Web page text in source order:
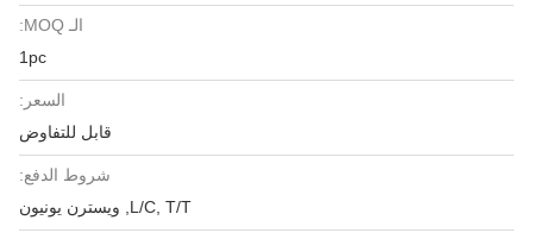
الـ MOQ:
1pc
السعر:
قابل للتفاوض
شروط الدفع:
L/C, T/T, ويسترن يونيون